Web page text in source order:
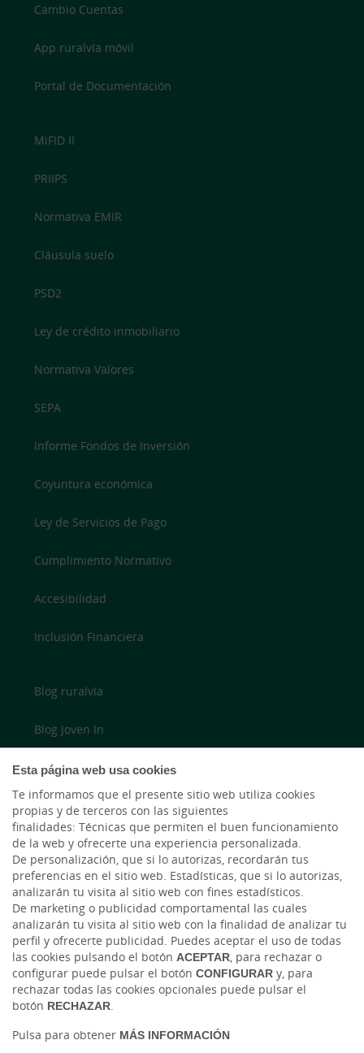
Esta página web usa cookies
Te informamos que el presente sitio web utiliza cookies
propias y de terceros con las siguientes
finalidades: Técnicas que permiten el buen funcionamiento
de la web y ofrecerte una experiencia personalizada.
De personalización, que si lo autorizas, recordarán tus
preferencias en el sitio web. Estadísticas, que si lo autorizas,
analizarán tu visita al sitio web con fines estadísticos.
De marketing o publicidad comportamental las cuales
analizarán tu visita al sitio web con la finalidad de analizar tu
perfil y ofrecerte publicidad. Puedes aceptar el uso de todas
las cookies pulsando el botón ACEPTAR, para rechazar o
configurar puede pulsar el botón CONFIGURAR y, para
rechazar todas las cookies opcionales puede pulsar el
botón RECHAZAR.
Pulsa para obtener MÁS INFORMACIÓN
Cambio Cuentas
App ruralvía móvil
Portal de Documentación
MiFID II
PRIIPS
Normativa EMIR
Cláusula suelo
PSD2
Ley de crédito inmobiliario
Normativa Valores
SEPA
Informe Fondos de Inversión
Coyuntura económica
Ley de Servicios de Pago
Cumplimiento Normativo
Accesibilidad
Inclusión Financiera
Blog ruralvía
Blog Joven In
Twitter
YouTube
LinkedIn
Cambio de moneda Global Exchange